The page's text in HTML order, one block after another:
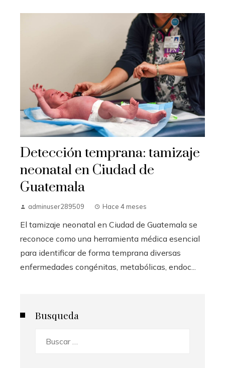
Detección temprana: tamizaje
neonatal en Ciudad de
Guatemala
adminuser289509 Hace 4 meses
El tamizaje neonatal en Ciudad de Guatemala se
reconoce como una herramienta médica esencial
para identificar de forma temprana diversas
enfermedades congénitas, metabólicas, endoc...
Busqueda